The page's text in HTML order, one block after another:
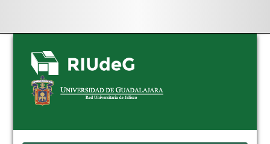
Skip
navigation